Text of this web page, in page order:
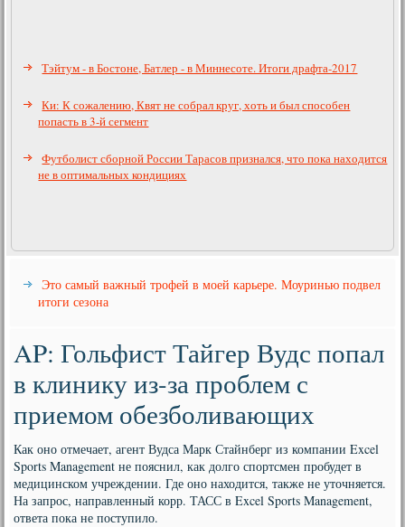
Тэйтум - в Бостоне, Батлер - в Миннесоте. Итоги драфта-2017
Ки: К сожалению, Квят не собрал круг, хоть и был способен
попасть в 3-й сегмент
Футболист сборной России Тарасов признался, что пока находится
не в оптимальных кондициях
Это самый важный трофей в моей карьере. Моуринью подвел
итоги сезона
AP: Гольфист Тайгер Вудс попал
в клинику из-за проблем с
приемом обезболивающих
Как оно отмечает, агент Вудса Марк Стайнберг из компании Excel
Sports Management не пояснил, как долго спортсмен пробудет в
медицинском учреждении. Где оно находится, также не уточняется.
На запрос, направленный корр. ТАСС в Excel Sports Management,
ответа пока не поступило.